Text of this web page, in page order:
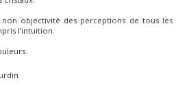
objectivité des perceptions de tous les
l’intuition.